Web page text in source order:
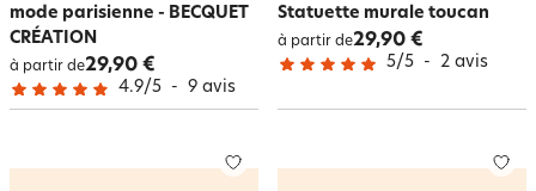
mode parisienne - BECQUET
CRÉATION
à partir de29,90 €
4.9/5 - 9 avis
Statuette murale toucan
à partir de29,90 €
5/5 - 2 avis